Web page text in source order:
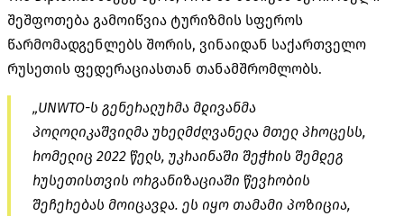
შეშფოთება გამოიწვია ტურიზმის სფეროს
წარმომადგენლებს შორის, ვინაიდან საქართველო
რუსეთის ფედერაციასთან თანამშრომლობს.
„UNWTO-ს გენერალურმა მდივანმა
პოლოლიკაშვილმა უხელმძღვანელა მთელ პროცესს,
რომელიც 2022 წელს, უკრაინაში შეჭრის შემდეგ
რუსეთისთვის ორგანიზაციაში წევრობის
შეჩერებას მოიცავდა. ეს იყო თამამი პოზიცია,